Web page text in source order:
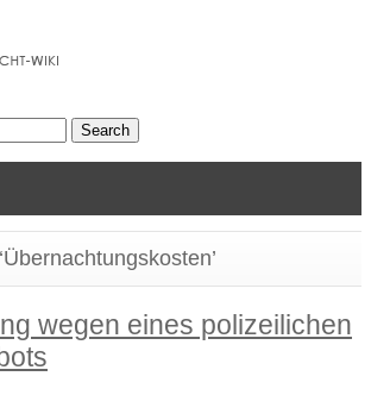
wegen eines polizeilichen